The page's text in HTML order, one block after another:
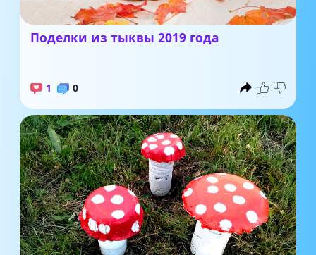
Поделки из тыквы 2019 года
1 0